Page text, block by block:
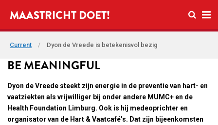
Open
MAASTRICHT DOET!
Current / Dyon de Vreede is betekenisvol bezig
BE MEANINGFUL
Dyon de Vreede steekt zijn energie in de preventie van hart- en
vaatziekten als vrijwilliger bij onder andere MUMC+ en de
Health Foundation Limburg. Ook is hij medeoprichter en
organisator van de Hart & Vaatcafé’s. Dat zijn bijeenkomsten